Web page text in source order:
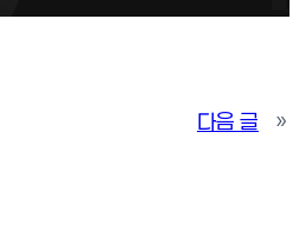
다음 글 »